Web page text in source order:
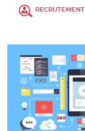
RECRUTEMENT